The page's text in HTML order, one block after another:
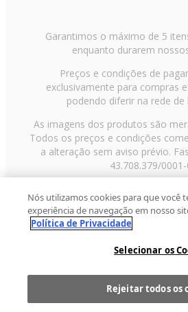
Garantimos o máximo de 5
enquanto durarem
Preços e condições de
exclusivamente para compras
podendo diferir na rede de
As imagens dos produtos são
Todos os preços e condições
a alteração sem aviso prévio.
43.708.379/
Paulo/SP, CEP 02029-001,
2013 Fast Shop - Todos os
Nós utilizamos cookies para que você
experiência de navegação em nosso
Política de Privacidade
Selecionar os
Rejeitar todos os